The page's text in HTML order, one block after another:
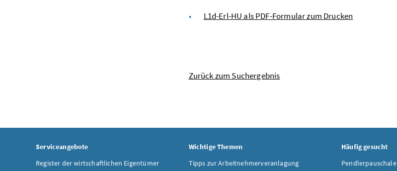
L1d-Erl-HU als PDF-Formular zum Drucken
Zurück zum Suchergebnis
Serviceangebote
Register der wirtschaftlichen Eigentümer
Wichtige Themen
Tipps zur Arbeitnehmerveranlagung
Häufig gesucht
Pendlerpauschale